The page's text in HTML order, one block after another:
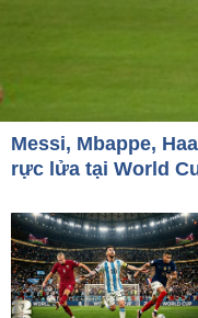
Messi, Mbappe,
rực lửa tại World